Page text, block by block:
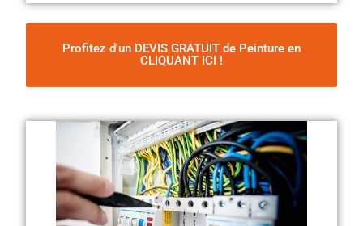
Profitez d'un DEVIS GRATUIT de Peinture en
CLIQUANT ICI !